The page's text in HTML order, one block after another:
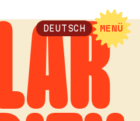
DEUTSCH MENÜ